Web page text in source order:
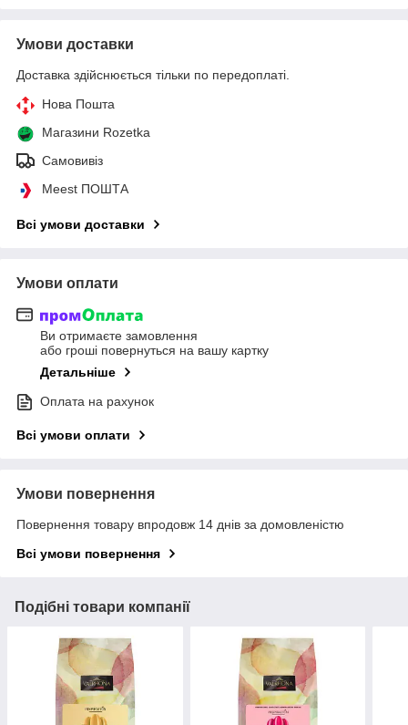
Умови доставки
Доставка здійснюється тільки по передоплаті.
Нова Пошта
Магазини Rozetka
Самовивіз
Meest ПОШТА
Всі умови доставки
Умови оплати
Ви отримаєте замовлення
або гроші повернуться на вашу картку
Детальніше
Оплата на рахунок
Всі умови оплати
Умови повернення
Повернення товару впродовж 14 днів за домовленістю
Всі умови повернення
Подібні товари компанії